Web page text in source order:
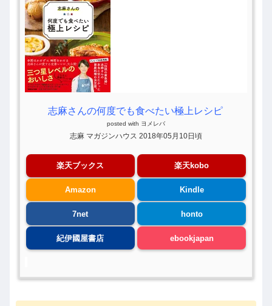
志麻さんの何度でも食べたい極上レシピ
posted with ヨメレバ
志麻 マガジンハウス 2018年05月10日頃
楽天ブックス 楽天kobo
Amazon Kindle
7net honto
紀伊國屋書店 ebookjapan